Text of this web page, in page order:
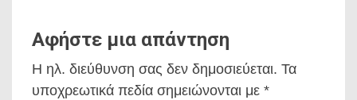
Αφήστε μια απάντηση
Η ηλ. διεύθυνση σας δεν δημοσιεύεται. Τα
υποχρεωτικά πεδία σημειώνονται με *